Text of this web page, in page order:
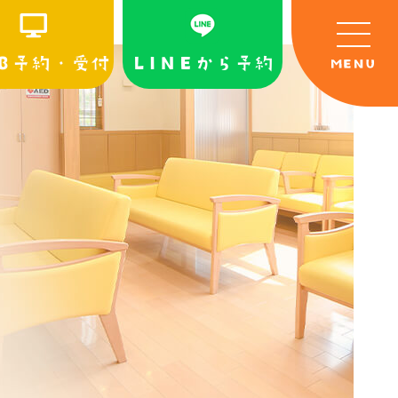
予約・受付 LINEから予約